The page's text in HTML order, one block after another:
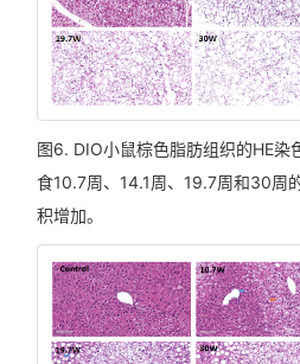
图6. DIO小鼠棕色脂肪组织的HE染
食10.7周、14.1周、19.7周和30周
积增加。